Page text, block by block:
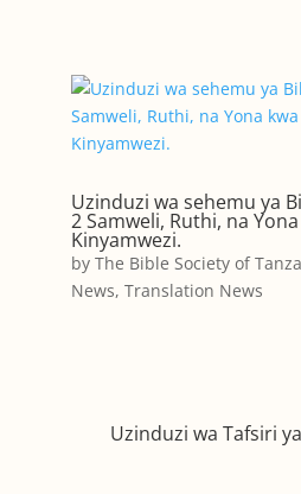
Uzinduzi wa sehemu ya
2 Samweli, Ruthi, na
Kinyamwezi.
by The Bible Society of
News, Translation News
Uzinduzi wa Tafsiri